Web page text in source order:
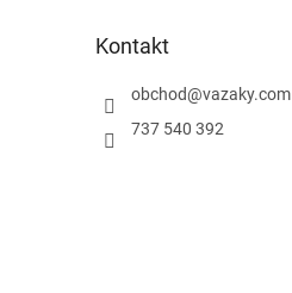
Kontakt
obchod@vazaky.com
737 540 392